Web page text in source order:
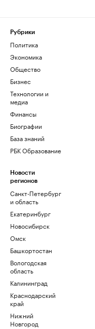
Рубрики
Политика
Экономика
Общество
Бизнес
Технологии и
медиа
Финансы
Биографии
База знаний
РБК Образование
Новости
регионов
Санкт-Петербург
и область
Екатеринбург
Новосибирск
Омск
Башкортостан
Вологодская
область
Калининград
Краснодарский
край
Нижний
Новгород